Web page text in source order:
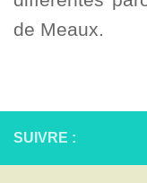
de Meaux.
SUIVRE :